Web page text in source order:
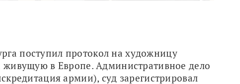
поступил протокол на художницу
живущую в Европе. Административное дело
армии), суд зарегистрировал